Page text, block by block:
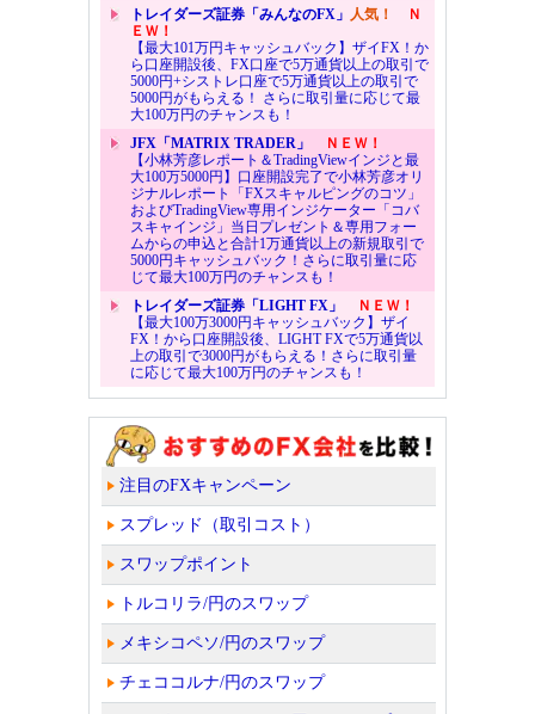
トレイダーズ証券「みんなのFX」 人気！
Ｎ
ＥＷ！
【最大101万円キャッシュバック】ザイFX！か
ら口座開設後、FX口座で5万通貨以上の取引で
5000円+シストレ口座で5万通貨以上の取引で
5000円がもらえる！ さらに取引量に応じて最
大100万円のチャンスも！
JFX「MATRIX TRADER」
ＮＥＷ！
【小林芳彦レポート＆TradingViewインジと最
大100万5000円】口座開設完了で小林芳彦オリ
ジナルレポート「FXスキャルピングのコツ」
およびTradingView専用インジケーター「コバ
スキャインジ」当日プレゼント＆専用フォー
ムからの申込と合計1万通貨以上の新規取引で
5000円キャッシュバック！さらに取引量に応
じて最大100万円のチャンスも！
トレイダーズ証券「LIGHT FX」
ＮＥＷ！
【最大100万3000円キャッシュバック】ザイ
FX！から口座開設後、LIGHT FXで5万通貨以
上の取引で3000円がもらえる！さらに取引量
に応じて最大100万円のチャンスも！
注目のFXキャンペーン
スプレッド（取引コスト）
スワップポイント
トルコリラ/円のスワップ
メキシコペソ/円のスワップ
チェココルナ/円のスワップ